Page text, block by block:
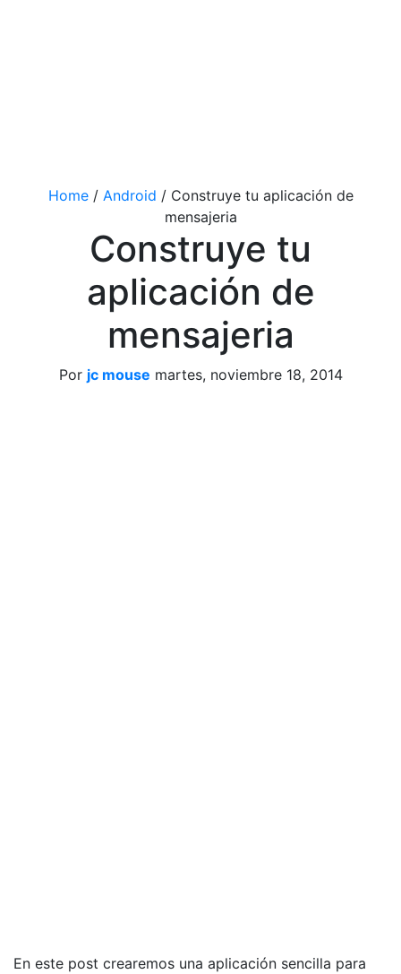
Home/ Android / Construye tu aplicación de
mensajeria
Construye tu
aplicación de
mensajeria
Por jc mouse martes, noviembre 18, 2014
En este post crearemos una aplicación sencilla para